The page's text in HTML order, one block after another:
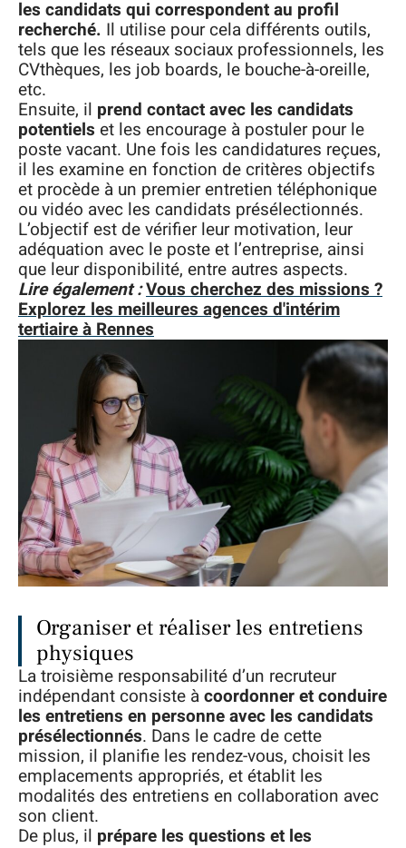
les candidats qui correspondent au profil
recherché. Il utilise pour cela différents outils,
tels que les réseaux sociaux professionnels, les
CVthèques, les job boards, le bouche-à-oreille,
etc.
Ensuite, il prend contact avec les candidats
potentiels et les encourage à postuler pour le
poste vacant. Une fois les candidatures reçues,
il les examine en fonction de critères objectifs
et procède à un premier entretien téléphonique
ou vidéo avec les candidats présélectionnés.
L’objectif est de vérifier leur motivation, leur
adéquation avec le poste et l’entreprise, ainsi
que leur disponibilité, entre autres aspects.
Lire également :Vous cherchez des missions ?
Explorez les meilleures agences d'intérim
tertiaire à Rennes
Organiser et réaliser les entretiens
physiques
La troisième responsabilité d’un recruteur
indépendant consiste àcoordonner et conduire
les entretiens en personne avec les candidats
présélectionnés. Dans le cadre de cette
mission, il planifie les rendez-vous, choisit les
emplacements appropriés, et établit les
modalités des entretiens en collaboration avec
son client.
De plus, il prépare les questions et les